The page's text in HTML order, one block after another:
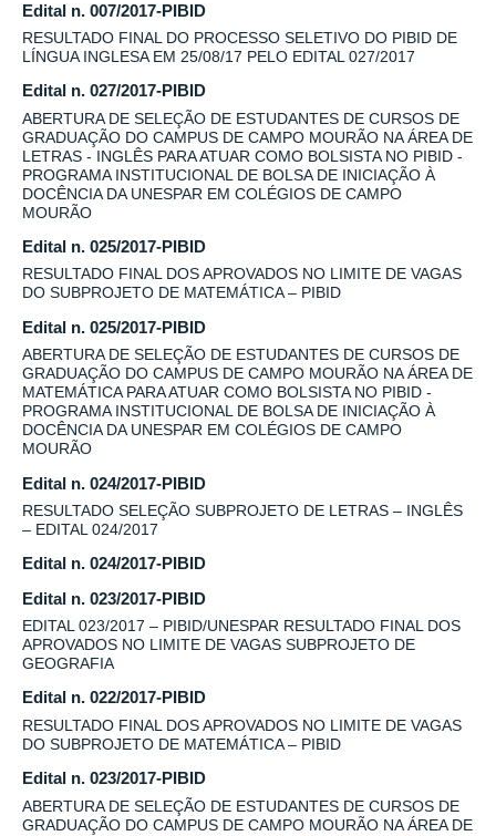
Edital n. 007/2017-PIBID
RESULTADO FINAL DO PROCESSO SELETIVO DO PIBID DE
LÍNGUA INGLESA EM 25/08/17 PELO EDITAL 027/2017
Edital n. 027/2017-PIBID
ABERTURA DE SELEÇÃO DE ESTUDANTES DE CURSOS DE
GRADUAÇÃO DO CAMPUS DE CAMPO MOURÃO NA ÁREA DE
LETRAS - INGLÊS PARA ATUAR COMO BOLSISTA NO PIBID -
PROGRAMA INSTITUCIONAL DE BOLSA DE INICIAÇÃO À
DOCÊNCIA DA UNESPAR EM COLÉGIOS DE CAMPO
MOURÃO
Edital n. 025/2017-PIBID
RESULTADO FINAL DOS APROVADOS NO LIMITE DE VAGAS
DO SUBPROJETO DE MATEMÁTICA – PIBID
Edital n. 025/2017-PIBID
ABERTURA DE SELEÇÃO DE ESTUDANTES DE CURSOS DE
GRADUAÇÃO DO CAMPUS DE CAMPO MOURÃO NA ÁREA DE
MATEMÁTICA PARA ATUAR COMO BOLSISTA NO PIBID -
PROGRAMA INSTITUCIONAL DE BOLSA DE INICIAÇÃO À
DOCÊNCIA DA UNESPAR EM COLÉGIOS DE CAMPO
MOURÃO
Edital n. 024/2017-PIBID
RESULTADO SELEÇÃO SUBPROJETO DE LETRAS – INGLÊS
– EDITAL 024/2017
Edital n. 024/2017-PIBID
Edital n. 023/2017-PIBID
EDITAL 023/2017 – PIBID/UNESPAR RESULTADO FINAL DOS
APROVADOS NO LIMITE DE VAGAS SUBPROJETO DE
GEOGRAFIA
Edital n. 022/2017-PIBID
RESULTADO FINAL DOS APROVADOS NO LIMITE DE VAGAS
DO SUBPROJETO DE MATEMÁTICA – PIBID
Edital n. 023/2017-PIBID
ABERTURA DE SELEÇÃO DE ESTUDANTES DE CURSOS DE
GRADUAÇÃO DO CAMPUS DE CAMPO MOURÃO NA ÁREA DE